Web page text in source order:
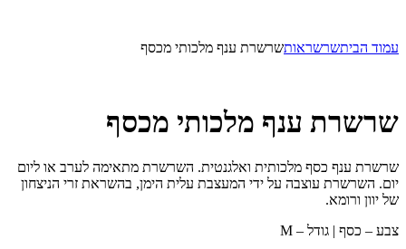
עמוד הביתשרשראותשרשרת ענף מלכותי מכסף
שרשרת ענף מלכותי מכסף
שרשרת ענף כסף מלכותית ואלגנטית. השרשרת מתאימה לערב או ליום
יום. השרשרת עוצבה על ידי המעצבת עלית הימן, בהשראת זרי הניצחון
של יוון ורומא.
צבע – כסף | גודל – M